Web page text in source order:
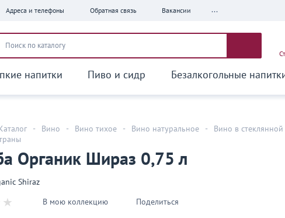
Адреса и телефоны Обратная связь Вакансии ...
напитки Пиво и сидр Безалкогольные
- Вино - Вино тихое - Вино натуральное - Вино в
Органик Шираз 0,75 л
Shiraz
В мою коллекцию
Поделиться